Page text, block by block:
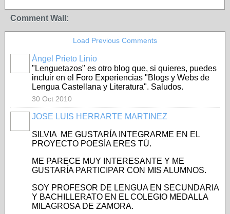
Comment Wall:
Load Previous Comments
Ángel Prieto Linio
"Lenguetazos" es otro blog que, si quieres, puedes
incluir en el Foro Experiencias "Blogs y Webs de
Lengua Castellana y Literatura". Saludos.
30 Oct 2010
JOSE LUIS HERRARTE MARTINEZ
SILVIA ME GUSTARÍA INTEGRARME EN EL
PROYECTO POESÍA ERES TÚ.
ME PARECE MUY INTERESANTE Y ME
GUSTARÍA PARTICIPAR CON MIS ALUMNOS.
SOY PROFESOR DE LENGUA EN SECUNDARIA
Y BACHILLERATO EN EL COLEGIO MEDALLA
MILAGROSA DE ZAMORA.